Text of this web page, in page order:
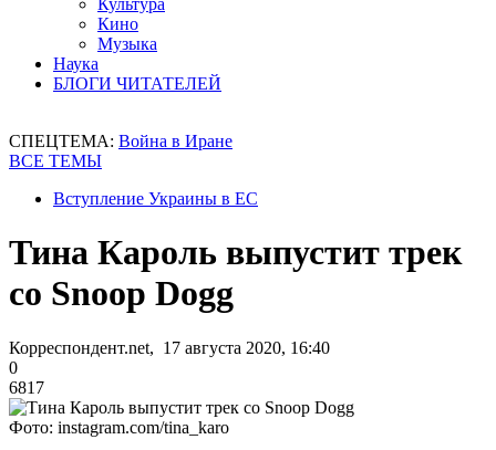
Культура
Кино
Музыка
Наука
БЛОГИ ЧИТАТЕЛЕЙ
СПЕЦТЕМА: Война в Иране
ВСЕ ТЕМЫ
Вступление Украины в ЕС
Тина Кароль выпустит трек
со Snoop Dogg
Корреспондент.net, 17 августа 2020, 16:40
0
6817
Фото: instagram.com/tina_karo